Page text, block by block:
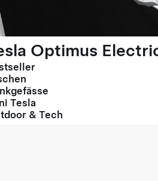
Optimus
Tesla
& Tech